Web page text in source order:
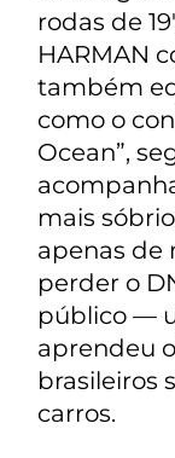
rodas de
HARMAN
também
como o
Ocean”,
mais
apenas de
perder o
público —
aprendeu
brasileiros
carros.